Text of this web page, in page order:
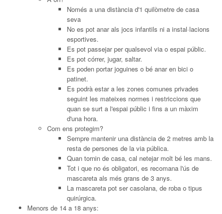
Només a una distància d'1 quilòmetre de casa
seva
No es pot anar als jocs infantils ni a instal·lacions
esportives.
Es pot passejar per qualsevol via o espai públic.
Es pot córrer, jugar, saltar.
Es poden portar joguines o bé anar en bici o
patinet.
Es podrà estar a les zones comunes privades
seguint les mateixes normes i restriccions que
quan se surt a l'espai públic i fins a un màxim
d'una hora.
Com ens protegim?
Sempre mantenir una distància de 2 metres amb la
resta de persones de la via pública.
Quan tornin de casa, cal netejar molt bé les mans.
Tot i que no és obligatori, es recomana l'ús de
mascareta als més grans de 3 anys.
La mascareta pot ser casolana, de roba o tipus
quirúrgica.
Menors de 14 a 18 anys: